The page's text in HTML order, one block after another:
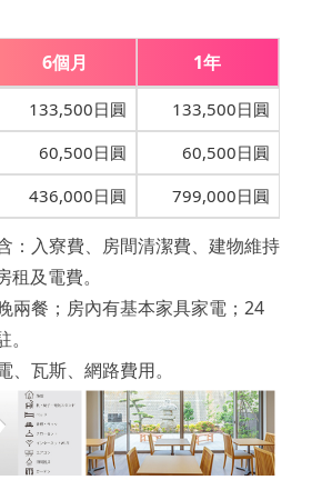
6個月 1年
133,500日圓
133,500日圓
60,500日圓
60,500日圓
436,000日圓 799,000日圓
：入寮費、房間清潔費、建物維持
及電費。
兩餐；房內有基本家具家電；24
瓦斯、網路費用。